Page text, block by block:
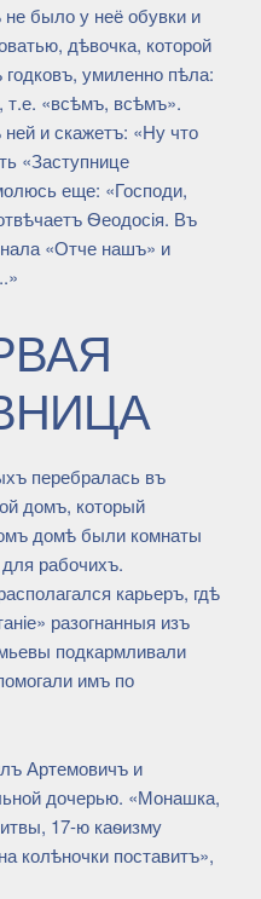
не было у неё обувки и
дѣвочка, которой
умиленно пѣла:
т.е. «всѣмъ, всѣмъ».
и скажетъ: «Ну что
«Заступнице
еще: «Господи,
Ѳеодосія. Въ
«Отче нашъ» и
перебралась въ
домъ, который
домѣ были комнаты
рабочихъ.
карьеръ, гдѣ
разогнанныя изъ
подкармливали
имъ по
Артемовичъ и
дочерью. «Монашка,
17-ю каѳизму
колѣночки поставитъ»,